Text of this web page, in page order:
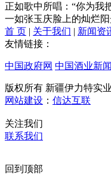
正如歌中所唱：“你为我
一如张玉庆脸上的灿烂阳
首 页 | 关于我们 | 新闻资
友情链接：
中国政府网 中国酒业新
版权所有 新疆伊力特实
网站建设 ： 信达互联
关注我们
联系我们
回到顶部